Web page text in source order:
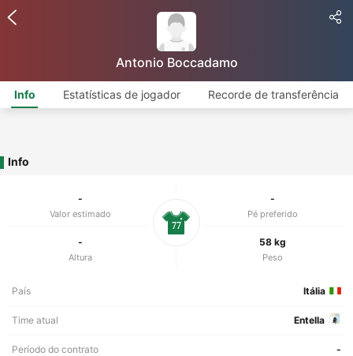
Antonio Boccadamo
Info Estatísticas de jogador Recorde de transferência
Info
-
Valor estimado
-
Pé preferido
-
Altura
58 kg
Peso
77
País Itália
Time atual Entella
Período do contrato -